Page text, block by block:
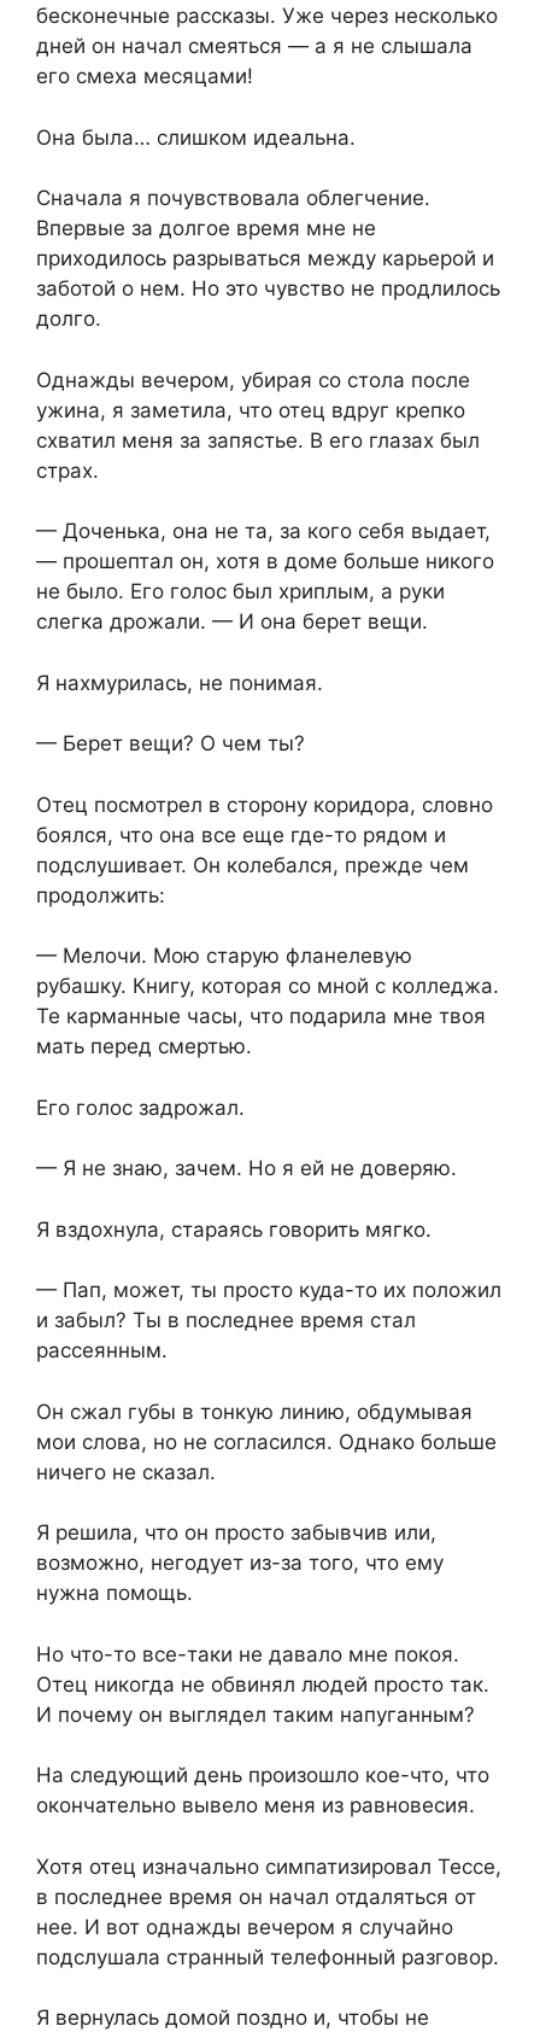
бесконечные рассказы. Уже через несколько
дней он начал смеяться — а я не слышала
его смеха месяцами!
Она была… слишком идеальна.
Сначала я почувствовала облегчение.
Впервые за долгое время мне не
приходилось разрываться между карьерой и
заботой о нем. Но это чувство не продлилось
долго.
Однажды вечером, убирая со стола после
ужина, я заметила, что отец вдруг крепко
схватил меня за запястье. В его глазах был
страх.
— Доченька, она не та, за кого себя выдает,
— прошептал он, хотя в доме больше никого
не было. Его голос был хриплым, а руки
слегка дрожали. — И она берет вещи.
Я нахмурилась, не понимая.
— Берет вещи? О чем ты?
Отец посмотрел в сторону коридора, словно
боялся, что она все еще где-то рядом и
подслушивает. Он колебался, прежде чем
продолжить:
— Мелочи. Мою старую фланелевую
рубашку. Книгу, которая со мной с колледжа.
Те карманные часы, что подарила мне твоя
мать перед смертью.
Его голос задрожал.
— Я не знаю, зачем. Но я ей не доверяю.
Я вздохнула, стараясь говорить мягко.
— Пап, может, ты просто куда-то их положил
и забыл? Ты в последнее время стал
рассеянным.
Он сжал губы в тонкую линию, обдумывая
мои слова, но не согласился. Однако больше
ничего не сказал.
Я решила, что он просто забывчив или,
возможно, негодует из-за того, что ему
нужна помощь.
Но что-то все-таки не давало мне покоя.
Отец никогда не обвинял людей просто так.
И почему он выглядел таким напуганным?
На следующий день произошло кое-что, что
окончательно вывело меня из равновесия.
Хотя отец изначально симпатизировал Тессе,
в последнее время он начал отдаляться от
нее. И вот однажды вечером я случайно
подслушала странный телефонный разговор.
Я вернулась домой поздно и, чтобы не